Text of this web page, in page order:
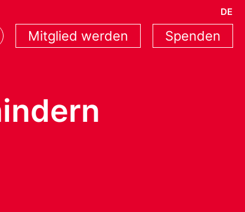
DE
Mitglied werden Spenden